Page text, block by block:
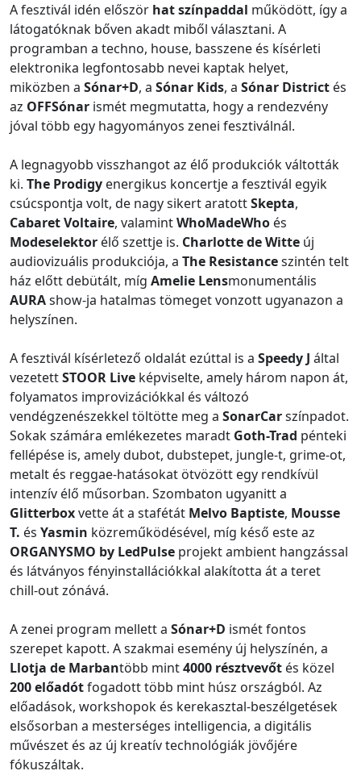
A fesztivál idén először hat színpaddal működött, így a
látogatóknak bőven akadt miből választani. A
programban a techno, house, basszene és kísérleti
elektronika legfontosabb nevei kaptak helyet,
miközben a Sónar+D, a Sónar Kids, a Sónar District és
az OFFSónar ismét megmutatta, hogy a rendezvény
jóval több egy hagyományos zenei fesztiválnál.
A legnagyobb visszhangot az élő produkciók váltották
ki. The Prodigy energikus koncertje a fesztivál egyik
csúcspontja volt, de nagy sikert aratottSkepta,
Cabaret Voltaire, valamintWhoMadeWho és
Modeselektor élő szettje is. Charlotte de Witte új
audiovizuális produkciója, a The Resistanceszintén telt
ház előtt debütált, míg Amelie Lensmonumentális
AURAshow-ja hatalmas tömeget vonzott ugyanazon a
helyszínen.
A fesztivál kísérletező oldalát ezúttal is a Speedy J által
vezetettSTOOR Live képviselte, amely három napon át,
folyamatos improvizációkkal és változó
vendégzenészekkel töltötte meg a SonarCarszínpadot.
Sokak számára emlékezetes maradt Goth-Trad pénteki
fellépése is, amely dubot, dubstepet, jungle-t, grime-ot,
metalt és reggae-hatásokat ötvözött egy rendkívül
intenzív élő műsorban. Szombaton ugyanitt a
Glitterboxvette át a stafétát Melvo Baptiste, Mousse
T. és Yasmin közreműködésével, míg késő este az
ORGANYSMO by LedPulse projekt ambient hangzással
és látványos fényinstallációkkal alakította át a teret
chill-out zónává.
A zenei program mellett a Sónar+D ismét fontos
szerepet kapott. A szakmai esemény új helyszínén, a
Llotja de Marbantöbb mint4000 résztvevőt és közel
200 előadótfogadott több mint húsz országból. Az
előadások, workshopok és kerekasztal-beszélgetések
elsősorban a mesterséges intelligencia, a digitális
művészet és az új kreatív technológiák jövőjére
fókuszáltak.